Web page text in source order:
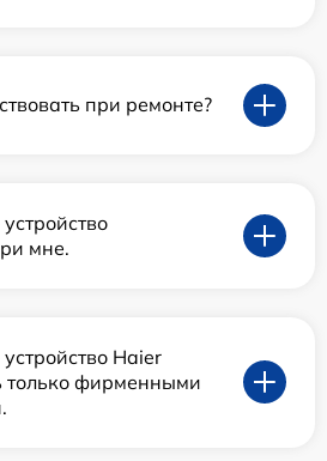
при ремонте?
мне.
Haier
только фирменными